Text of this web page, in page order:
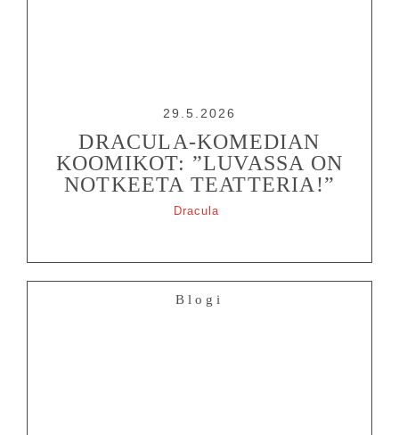
29.5.2026
DRACULA-KOMEDIAN
KOOMIKOT: ”LUVASSA ON
NOTKEETA TEATTERIA!”
Dracula
Blogi